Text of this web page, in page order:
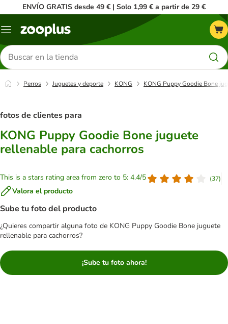
ENVÍO GRATIS desde 49 € | Solo 1,99 € a partir de 29 €
Menú
Buscar
productos
Perros Juguetes y deporte KONG KONG Puppy Goodie Bone
fotos de clientes para
KONG Puppy Goodie Bone juguete
rellenable para cachorros
This is a stars rating area from zero to 5: 4.4/5 (37)
Valora el producto
Sube tu foto del producto
¿Quieres compartir alguna foto de KONG Puppy Goodie Bone juguete
rellenable para cachorros?
¡Sube tu foto ahora!